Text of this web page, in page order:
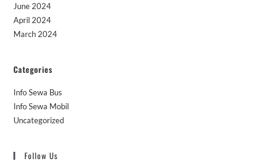
June 2024
April 2024
March 2024
Categories
Info Sewa Bus
Info Sewa Mobil
Uncategorized
Follow Us